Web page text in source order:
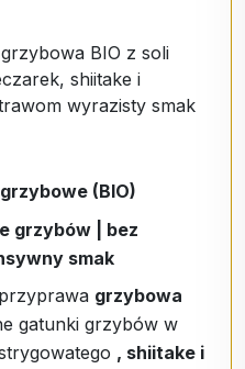
BIO z soli
shiitake i
wyrazisty smak
(BIO)
grzybów | bez
smak
grzybowa
gatunki grzybów w
, shiitake i